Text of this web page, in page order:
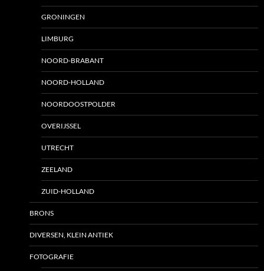
GRONINGEN
LIMBURG
NOORD-BRABANT
NOORD-HOLLAND
NOORDOOSTPOLDER
OVERIJSSEL
UTRECHT
ZEELAND
ZUID-HOLLAND
BRONS
DIVERSEN, KLEIN ANTIEK
FOTOGRAFIE